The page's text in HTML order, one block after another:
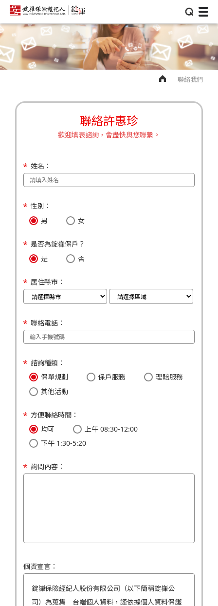
⌕
聯絡我們
聯絡許惠珍
歡迎填表諮詢，會盡快與您聯繫。
姓名：
性別：
男
女
是否為錠嵂保戶？
是
否
居住縣市：
聯絡電話：
諮詢種類：
保單規劃
保戶服務
理賠服務
其他活動
方便聯絡時間：
均可
上午 08:30-12:00
下午 1:30-5:20
詢問內容：
個資宣言：
錠嵂保險經紀人股份有限公司（以下簡稱錠嵂公
司）為蒐集 台端個人資料，謹依據個人資料保護